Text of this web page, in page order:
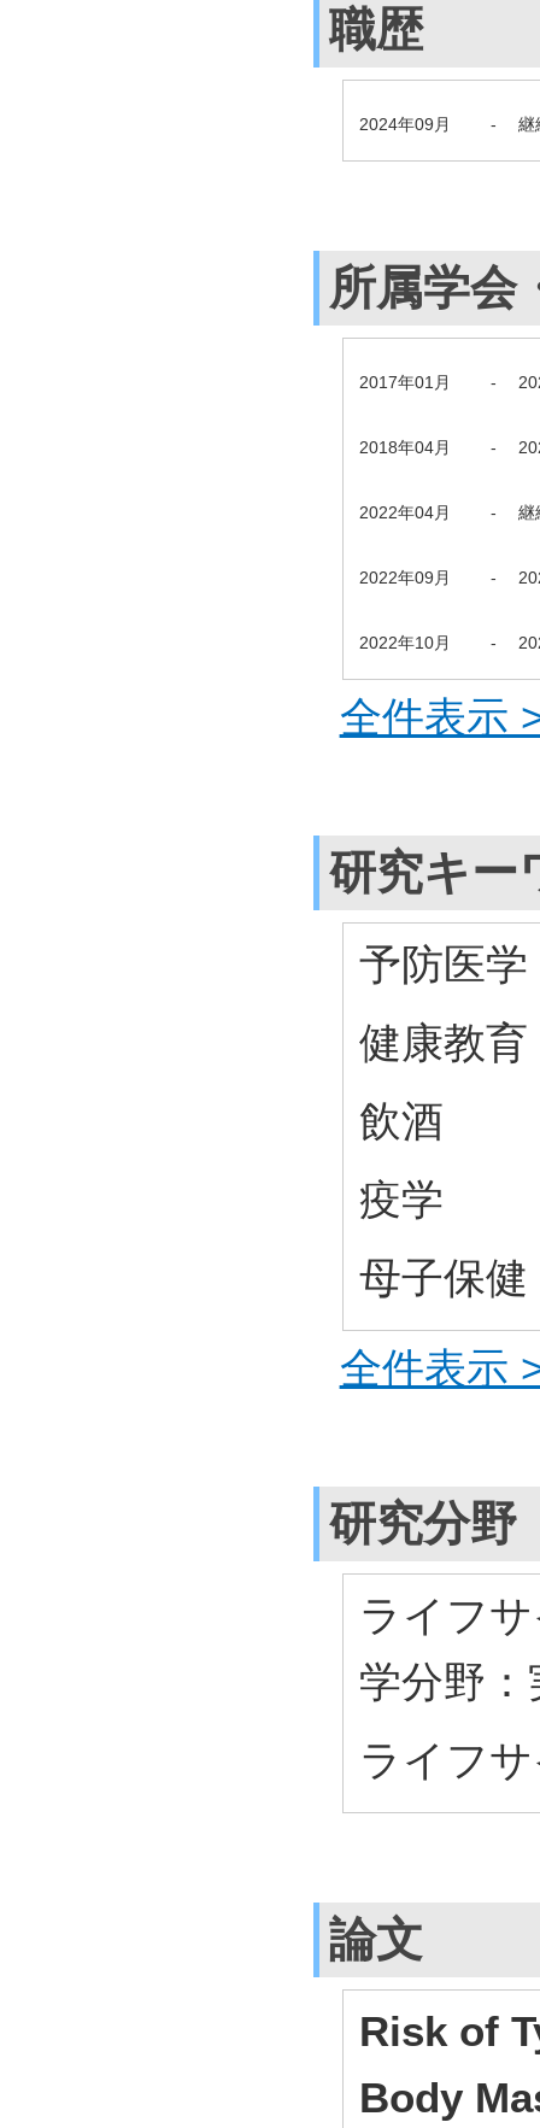
職歴
2024年09月 - 継
所属学会
2017年01月 -
2018年04月 -
2022年04月 - 継
2022年09月 -
2022年10月 -
全件表示
研究キー
予防医学
健康教育
飲酒
疫学
母子保健
全件表示
研究分野
ライフ
学分野
ライフ
論文
Risk of
Body